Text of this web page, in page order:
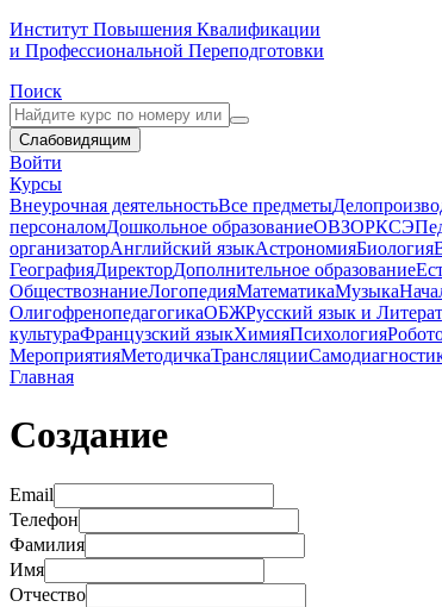
Институт Повышения Квалификации
и Профессиональной Переподготовки
Поиск
Слабовидящим
Войти
Курсы
Внеурочная деятельностьВсе предметы
персоналомДошкольное образованиеОВЗОРКСЭ
организаторАнглийский языкАстрономияБиология
ГеографияДиректорДополнительное образование
ОбществознаниеЛогопедияМатематикаМузыка
ОлигофренопедагогикаОБЖРусский язык и
культураФранцузский языкХимияПсихология
МероприятияМетодичкаТрансляции
Главная
Создание
Email
Телефон
Фамилия
Имя
Отчество